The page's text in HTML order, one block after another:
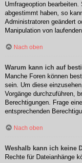
Umfrageoption
abgestimmt haben, so
Administratoren geändert
Manipulation von
Nach oben
Warum kann ich auf
Manche Foren können
sein. Um diese
Vorgänge durchzuführen,
Berechtigungen. Frage
entsprechenden
Nach oben
Weshalb kann ich keine
Rechte für Dateianhänge